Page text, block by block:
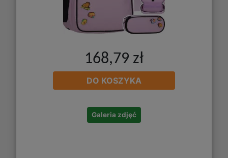
168,79 zł
DO KOSZYKA
Galeria zdjęć